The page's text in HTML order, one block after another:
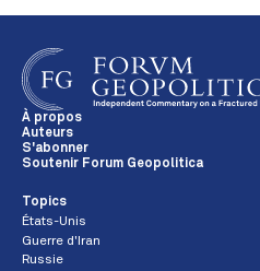
À propos
Auteurs
S'abonner
Soutenir Forum Geopolitica
Topics
États-Unis
Guerre d'Iran
Russie